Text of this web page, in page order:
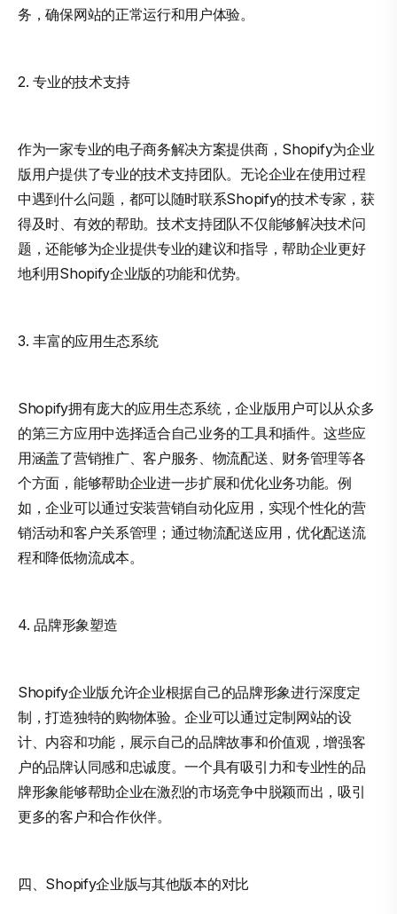
务，确保网站的正常运行和用户体验。
2. 专业的技术支持
作为一家专业的电子商务解决方案提供商，Shopify为企业
版用户提供了专业的技术支持团队。无论企业在使用过程
中遇到什么问题，都可以随时联系Shopify的技术专家，获
得及时、有效的帮助。技术支持团队不仅能够解决技术问
题，还能够为企业提供专业的建议和指导，帮助企业更好
地利用Shopify企业版的功能和优势。
3. 丰富的应用生态系统
Shopify拥有庞大的应用生态系统，企业版用户可以从众多
的第三方应用中选择适合自己业务的工具和插件。这些应
用涵盖了营销推广、客户服务、物流配送、财务管理等各
个方面，能够帮助企业进一步扩展和优化业务功能。例
如，企业可以通过安装营销自动化应用，实现个性化的营
销活动和客户关系管理；通过物流配送应用，优化配送流
程和降低物流成本。
4. 品牌形象塑造
Shopify企业版允许企业根据自己的品牌形象进行深度定
制，打造独特的购物体验。企业可以通过定制网站的设
计、内容和功能，展示自己的品牌故事和价值观，增强客
户的品牌认同感和忠诚度。一个具有吸引力和专业性的品
牌形象能够帮助企业在激烈的市场竞争中脱颖而出，吸引
更多的客户和合作伙伴。
四、Shopify企业版与其他版本的对比